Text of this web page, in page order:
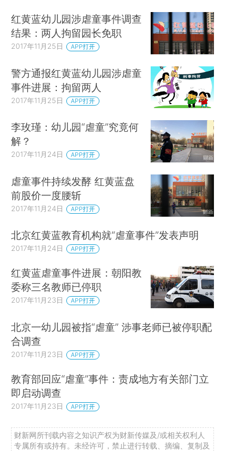
红黄蓝幼儿园涉虐童事件调查
结果：两人拘留园长免职
2017年11月25日 APP打开
警方通报红黄蓝幼儿园涉虐童
事件进展：拘留两人
2017年11月25日 APP打开
李玫瑾：幼儿园“虐童”究竟何
解？
2017年11月24日 APP打开
虐童事件持续发酵 红黄蓝盘
前股价一度腰斩
2017年11月24日 APP打开
北京红黄蓝教育机构就“虐童事件”发表声明
2017年11月24日 APP打开
红黄蓝虐童事件进展：朝阳教
委称三名教师已停职
2017年11月23日 APP打开
北京一幼儿园被指“虐童” 涉事老师已被停职配
合调查
2017年11月23日 APP打开
教育部回应“虐童”事件：责成地方有关部门立
即启动调查
2017年11月23日 APP打开
财新网所刊载内容之知识产权为财新传媒及/或相关权利人
专属所有或持有。未经许可，禁止进行转载、摘编、复制及